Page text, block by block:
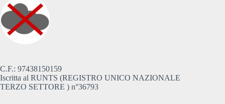
C.F.: 97438150159
Iscritta al RUNTS (REGISTRO UNICO NAZIONALE
TERZO SETTORE ) n°36793